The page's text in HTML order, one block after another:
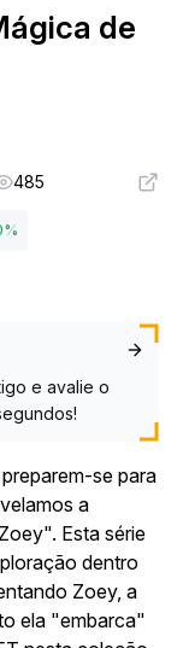
de
485
%
e avalie o
se para
a
Esta série
dentro
Zoey, a
ela "embarca"